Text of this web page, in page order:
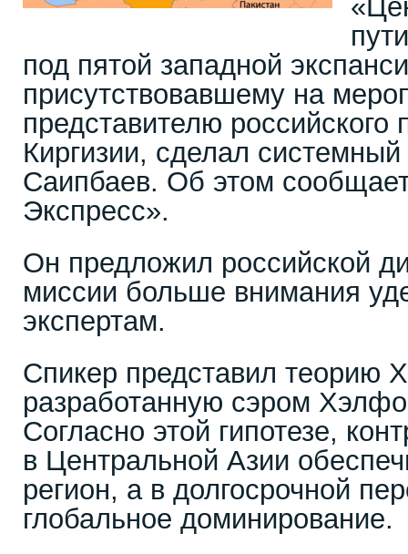
под пятой западной
присутствовавшему на
представителю российского
Киргизии, сделал
Саипбаев. Об этом
Экспресс».
Он предложил российской
миссии больше внимания
экспертам.
Спикер представил теорию
разработанную сэром
Согласно этой гипотезе,
в Центральной Азии
регион, а в долгосрочной
глобальное доминирование.